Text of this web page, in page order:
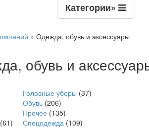
Категории»
» Одежда, обувь и аксессуары
обувь и
Головные уборы (37)
Обувь (206)
Прочее (135)
(61) Спецодежда (109)